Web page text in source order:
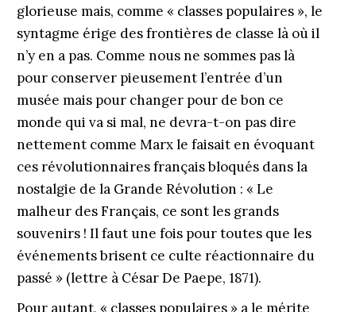
glorieuse mais, comme « classes populaires », le
syntagme érige des frontières de classe là où il
n’y en a pas. Comme nous ne sommes pas là
pour conserver pieusement l’entrée d’un
musée mais pour changer pour de bon ce
monde qui va si mal, ne devra-t-on pas dire
nettement comme Marx le faisait en évoquant
ces révolutionnaires français bloqués dans la
nostalgie de la Grande Révolution : « Le
malheur des Français, ce sont les grands
souvenirs ! Il faut une fois pour toutes que les
événements brisent ce culte réactionnaire du
passé » (lettre à César De Paepe, 1871).
Pour autant, « classes populaires » a le mérite